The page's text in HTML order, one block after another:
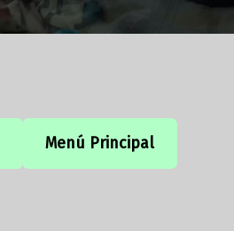
Menú Principal